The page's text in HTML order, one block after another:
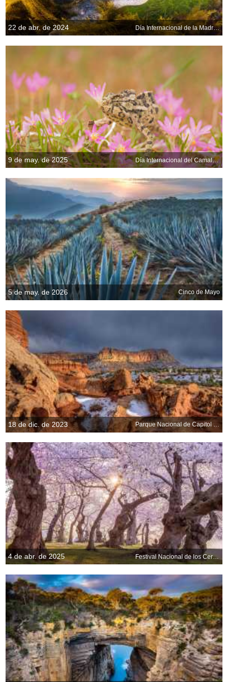
22 de abr. de 2024 Día Internacional de la Madre Tierra
9 de may. de 2025 Día Internacional del Camaleón
5 de may. de 2026 Cinco de Mayo
18 de dic. de 2023 Parque Nacional de Capitol Reef, Utah, EE.UU.
4 de abr. de 2025 Festival Nacional de los Cerezos en Flor, Washington D. C., EE. UU.